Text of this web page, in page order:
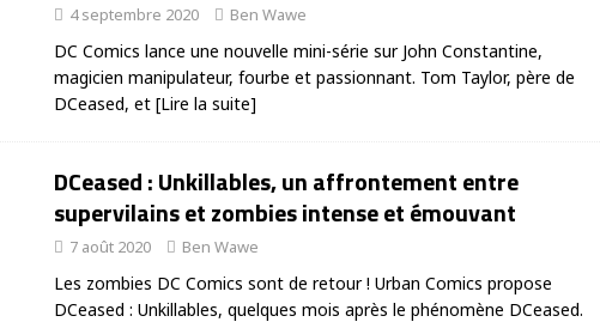
4 septembre 2020 Ben Wawe
DC Comics lance une nouvelle mini-série sur John Constantine,
magicien manipulateur, fourbe et passionnant. Tom Taylor, père de
DCeased, et [Lire la suite]
DCeased : Unkillables, un affrontement entre
supervilains et zombies intense et émouvant
7 août 2020 Ben Wawe
Les zombies DC Comics sont de retour ! Urban Comics propose
DCeased : Unkillables, quelques mois après le phénomène DCeased.